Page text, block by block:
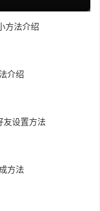
方法介绍
介绍
友设置方法
方法